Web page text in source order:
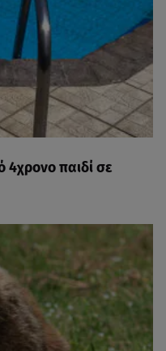
παιδί σε